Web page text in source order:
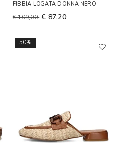
FIBBIA LOGATA DONNA NERO
€ 109,00 € 87,20
50%